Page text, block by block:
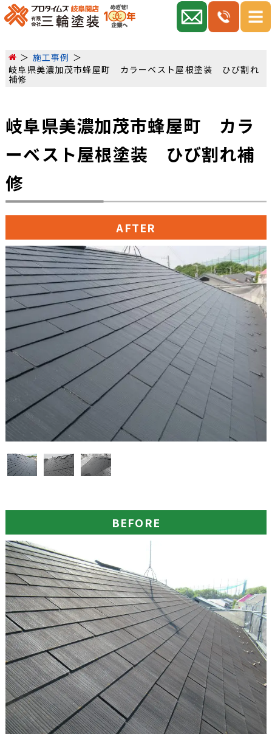
施工事例
岐阜県美濃加茂市蜂屋町 カラーベスト屋根塗装 ひび割れ
補修
岐阜県美濃加茂市蜂屋町 カラ
ーベスト屋根塗装 ひび割れ補
修
AFTER
BEFORE